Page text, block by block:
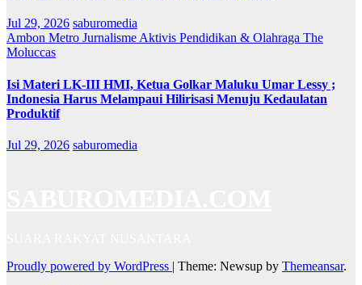
Jul 29, 2026 saburomedia
Ambon Metro Jurnalisme Aktivis Pendidikan & Olahraga The
Moluccas
Isi Materi LK-III HMI, Ketua Golkar Maluku Umar Lessy ;
Indonesia Harus Melampaui Hilirisasi Menuju Kedaulatan
Produktif
Jul 29, 2026 saburomedia
Proudly powered by WordPress | Theme: Newsup by Themeansar.